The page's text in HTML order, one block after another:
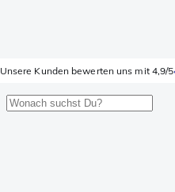
Unsere Kunden bewerten uns mit 4,9/5